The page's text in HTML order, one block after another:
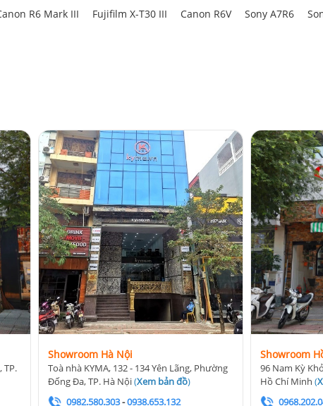
R6 Mark III Fujifilm X-T30 III Canon R6V Sony A7R6
TP.
Showroom Hà Nội
Toà nhà KYMA, 132 - 134 Yên Lãng, Phường
Đống Đa, TP. Hà Nội(Xem bản đồ)
0982.580.303-0938.653.132
Showroom
96 Nam Kỳ
Hồ Chí Minh(